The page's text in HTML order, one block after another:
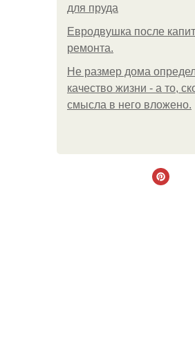
для пруда
Евродвушка после
ремонта.
Не размер дома
качество жизни - а то,
смысла в него вложено.